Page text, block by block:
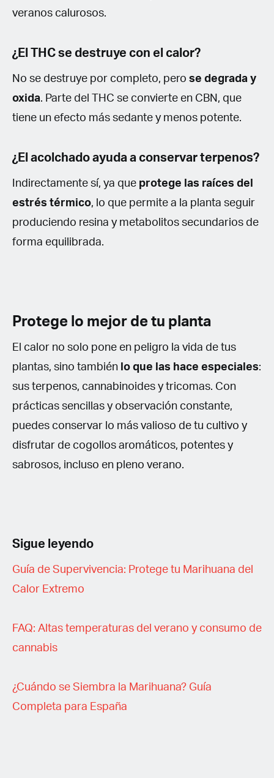
veranos calurosos.
¿El THC se destruye con el calor?
No se destruye por completo, pero se degrada y
oxida. Parte del THC se convierte en CBN, que
tiene un efecto más sedante y menos potente.
¿El acolchado ayuda a conservar terpenos?
Indirectamente sí, ya que protege las raíces del
estrés térmico, lo que permite a la planta seguir
produciendo resina y metabolitos secundarios de
forma equilibrada.
Protege lo mejor de tu planta
El calor no solo pone en peligro la vida de tus
plantas, sino también lo que las hace especiales:
sus terpenos, cannabinoides y tricomas. Con
prácticas sencillas y observación constante,
puedes conservar lo más valioso de tu cultivo y
disfrutar de cogollos aromáticos, potentes y
sabrosos, incluso en pleno verano.
Sigue leyendo
Guía de Supervivencia: Protege tu Marihuana del
Calor Extremo
FAQ: Altas temperaturas del verano y consumo de
cannabis
¿Cuándo se Siembra la Marihuana? Guía
Completa para España